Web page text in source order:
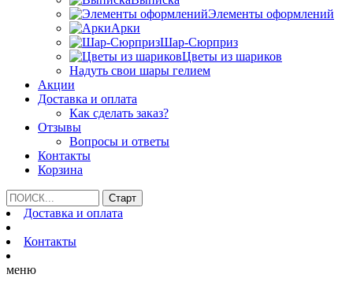
Элементы оформлений
Арки
Шар-Сюрприз
Цветы из шариков
Надуть свои шары гелием
Акции
Доставка и оплата
Как сделать заказ?
Отзывы
Вопросы и ответы
Контакты
Корзина
Доставка и оплата
Контакты
меню